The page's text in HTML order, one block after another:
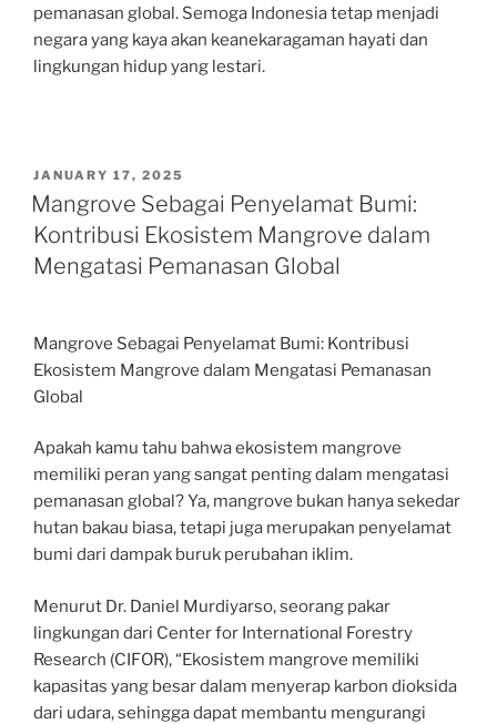
pemanasan global. Semoga Indonesia tetap menjadi
negara yang kaya akan keanekaragaman hayati dan
lingkungan hidup yang lestari.
POSTED
ON
JANUARY 17, 2025
Mangrove Sebagai Penyelamat Bumi:
Kontribusi Ekosistem Mangrove dalam
Mengatasi Pemanasan Global
Mangrove Sebagai Penyelamat Bumi: Kontribusi
Ekosistem Mangrove dalam Mengatasi Pemanasan
Global
Apakah kamu tahu bahwa ekosistem mangrove
memiliki peran yang sangat penting dalam mengatasi
pemanasan global? Ya, mangrove bukan hanya sekedar
hutan bakau biasa, tetapi juga merupakan penyelamat
bumi dari dampak buruk perubahan iklim.
Menurut Dr. Daniel Murdiyarso, seorang pakar
lingkungan dari Center for International Forestry
Research (CIFOR), “Ekosistem mangrove memiliki
kapasitas yang besar dalam menyerap karbon dioksida
dari udara, sehingga dapat membantu mengurangi